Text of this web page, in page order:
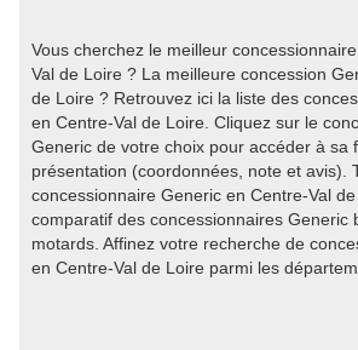
Vous cherchez le meilleur
Val de Loire ? La meilleure concession
de Loire ? Retrouvez ici la liste des
en Centre-Val de Loire. Cliquez sur le
Generic de votre choix pour accéder à sa
présentation (coordonnées, note et avis).
concessionnaire Generic en Centre-Val
comparatif des concessionnaires Generic
motards. Affinez votre recherche de
en Centre-Val de Loire parmi les